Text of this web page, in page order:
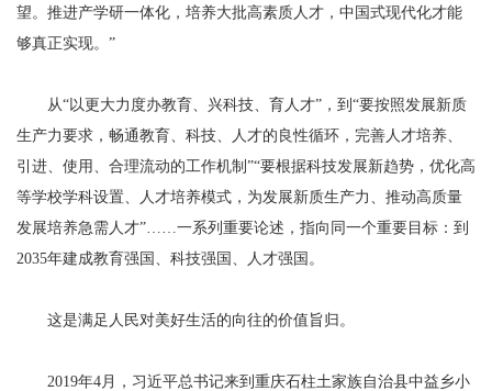
望。推进产学研一体化，培养大批高素质人才，中国式现代化才能
够真正实现。”
从“以更大力度办教育、兴科技、育人才”，到“要按照发展新质
生产力要求，畅通教育、科技、人才的良性循环，完善人才培养、
引进、使用、合理流动的工作机制”“要根据科技发展新趋势，优化高
等学校学科设置、人才培养模式，为发展新质生产力、推动高质量
发展培养急需人才”……一系列重要论述，指向同一个重要目标：到
2035年建成教育强国、科技强国、人才强国。
这是满足人民对美好生活的向往的价值旨归。
2019年4月，习近平总书记来到重庆石柱土家族自治县中益乡小